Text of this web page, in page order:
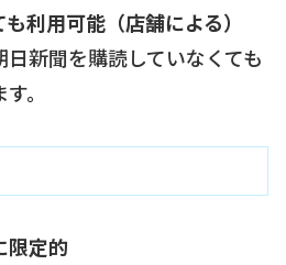
利用可能（店舗による）
新聞を購読していなくても
。
定的